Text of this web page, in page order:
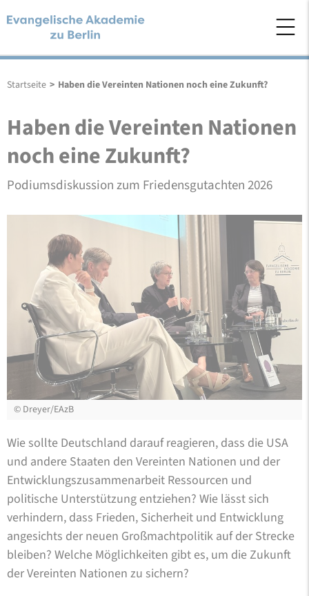
Startseite > Haben die Vereinten Nationen noch eine Zukunft?
Haben die Vereinten Nationen
noch eine Zukunft?
Podiumsdiskussion zum Friedensgutachten 2026
© Dreyer/EAzB
Wie sollte Deutschland darauf reagieren, dass die USA
und andere Staaten den Vereinten Nationen und der
Entwicklungszusammenarbeit Ressourcen und
politische Unterstützung entziehen? Wie lässt sich
verhindern, dass Frieden, Sicherheit und Entwicklung
angesichts der neuen Großmachtpolitik auf der Strecke
bleiben? Welche Möglichkeiten gibt es, um die Zukunft
der Vereinten Nationen zu sichern?